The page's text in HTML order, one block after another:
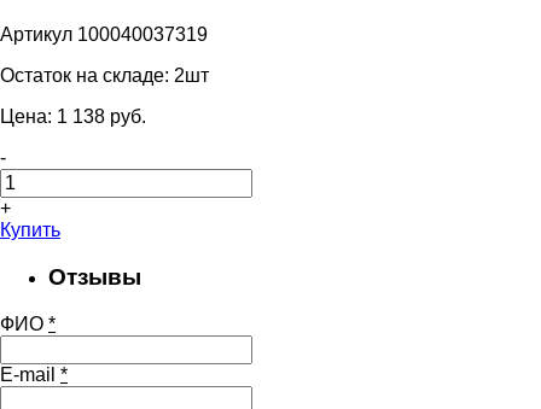
Артикул 100040037319
Остаток на складе: 2шт
Цена: 1 138 pуб.
-
+
Купить
Отзывы
ФИО *
E-mail *